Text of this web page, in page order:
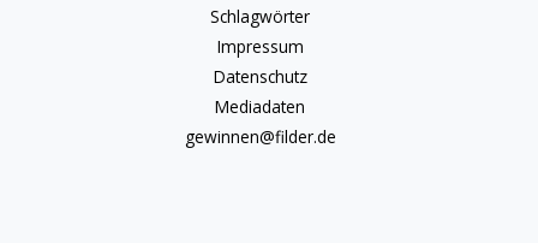
Schlagwörter
Impressum
Datenschutz
Mediadaten
gewinnen@filder.de